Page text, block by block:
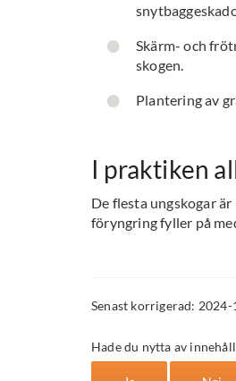
Skärm- och
skogen.
Plantering av
I praktiken
De flesta ungskogar
föryngring fyller på
Senast korrigerad:
Hade du nytta av